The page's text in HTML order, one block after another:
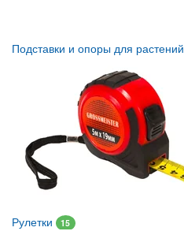
Подставки и опоры для растений
Рулетки 15